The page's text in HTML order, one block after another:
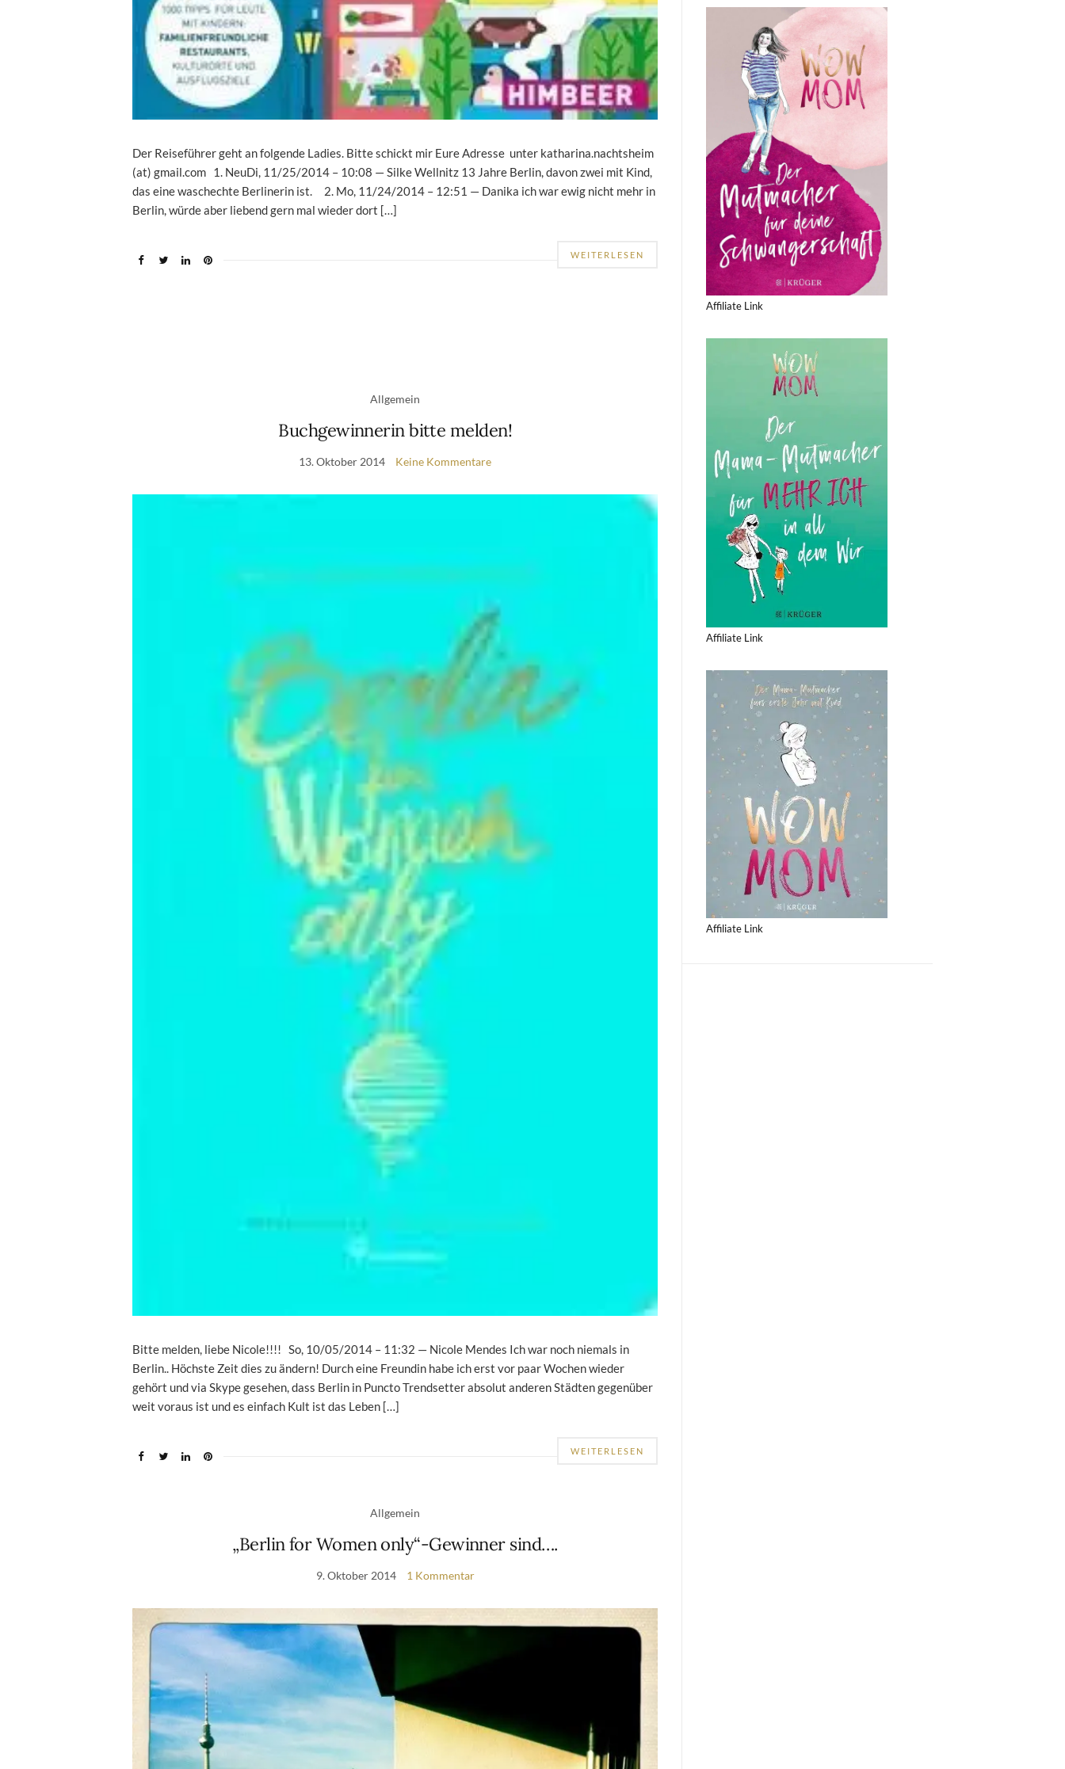
Der Reiseführer geht an folgende Ladies. Bitte schickt mir Eure Adresse unter katharina.nachtsheim
(at) gmail.com 1. NeuDi, 11/25/2014 – 10:08 — Silke Wellnitz 13 Jahre Berlin, davon zwei mit Kind,
das eine waschechte Berlinerin ist. 2. Mo, 11/24/2014 – 12:51 — Danika ich war ewig nicht mehr in
Berlin, würde aber liebend gern mal wieder dort […]
WEITERLESEN
Allgemein
Buchgewinnerin bitte melden!
13. Oktober 2014 Keine Kommentare
Bitte melden, liebe Nicole!!!! So, 10/05/2014 – 11:32 — Nicole Mendes Ich war noch niemals in
Berlin.. Höchste Zeit dies zu ändern! Durch eine Freundin habe ich erst vor paar Wochen wieder
gehört und via Skype gesehen, dass Berlin in Puncto Trendsetter absolut anderen Städten gegenüber
weit voraus ist und es einfach Kult ist das Leben […]
WEITERLESEN
Allgemein
„Berlin for Women only“-Gewinner sind….
9. Oktober 2014 1 Kommentar
Affiliate Link
Affiliate Link
Affiliate Link